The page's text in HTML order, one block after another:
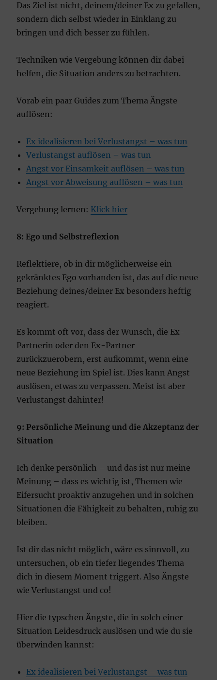
Das Ziel ist nicht, deinem/deiner Ex zu gefallen,
sondern dich selbst wieder in Einklang zu
bringen und dich besser zu fühlen.
Techniken wie Vergebung können dir dabei
helfen, die Situation anders zu betrachten.
Vorab ein paar Guides zum Thema Ängste
auflösen:
Ex idealisieren bei Verlustangst – was tun
Verlustangst auflösen – was tun
Angst vor Einsamkeit auflösen – was tun
Angst vor Abweisung auflösen – was tun
Vergebung lernen: Klick hier
8: Ego und Selbstreflexion
Reflektiere, ob in dir möglicherweise ein
gekränktes Ego vorhanden ist, das auf die neue
Beziehung deines/deiner Ex besonders heftig
reagiert.
Es kommt oft vor, dass der Wunsch, die Ex-
Partnerin oder den Ex-Partner
zurückzuerobern, erst aufkommt, wenn eine
neue Beziehung im Spiel ist. Dies kann Angst
auslösen, etwas zu verpassen. Meist ist aber
Verlustangst dahinter!
9: Persönliche Meinung und die Akzeptanz der
Situation
Ich denke persönlich – und das ist nur meine
Meinung – dass es wichtig ist, Themen wie
Eifersucht proaktiv anzugehen und in solchen
Situationen die Fähigkeit zu behalten, ruhig zu
bleiben.
Ist dir das nicht möglich, wäre es sinnvoll, zu
untersuchen, ob ein tiefer liegendes Thema
dich in diesem Moment triggert. Also Ängste
wie Verlustangst und co!
Hier die typschen Ängste, die in solch einer
Situation Leidesdruck auslösen und wie du sie
überwinden kannst:
Ex idealisieren bei Verlustangst – was tun